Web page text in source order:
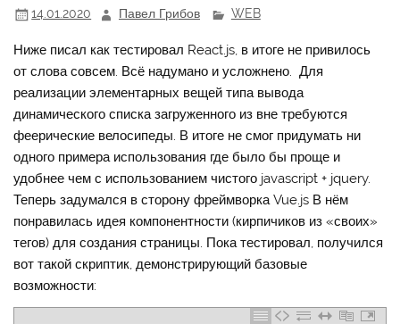
14.01.2020 Павел Грибов WEB
Ниже писал как тестировал React.js, в итоге не привилось
от слова совсем. Всё надумано и усложнено. Для
реализации элементарных вещей типа вывода
динамического списка загруженного из вне требуются
феерические велосипеды. В итоге не смог придумать ни
одного примера использования где было бы проще и
удобнее чем с использованием чистого javascript + jquery.
Теперь задумался в сторону фреймворка Vue.js В нём
понравилась идея компонентности (кирпичиков из «своих»
тегов) для создания страницы. Пока тестировал, получился
вот такой скриптик, демонстрирующий базовые
возможности: